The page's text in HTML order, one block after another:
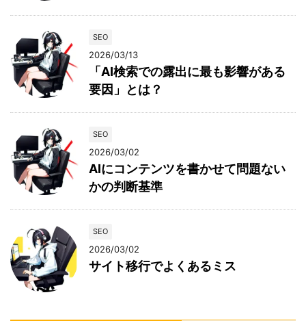
SEO
2026/03/13
「AI検索での露出に最も影響がある
要因」とは？
SEO
2026/03/02
AIにコンテンツを書かせて問題ない
かの判断基準
SEO
2026/03/02
サイト移行でよくあるミス